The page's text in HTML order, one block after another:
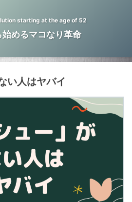
starting at the age of 52
めるマコなり革命
い人はヤバイ